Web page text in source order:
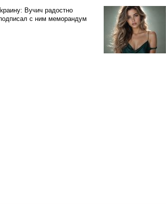
Вучич радостно
с ним меморандум